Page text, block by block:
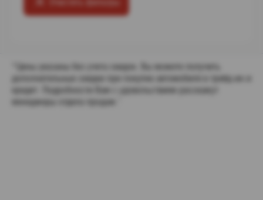
*Цены указаны без учета скидок. Вы можете получить
дополнительные скидки при покупке автомобиля в трейд-ин и
кредит. Подробности Вам с удовольствием расскажут
менеджеры отдела продаж."